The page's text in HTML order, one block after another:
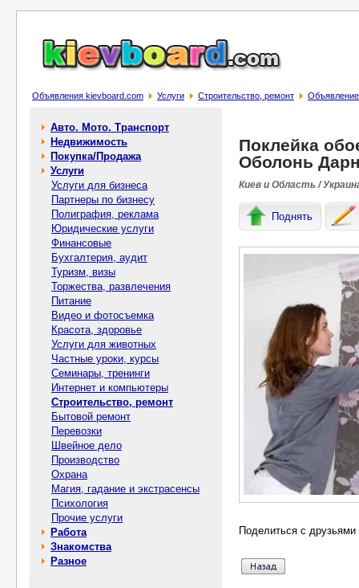
Объявления kievboard.com Услуги Строительство, ремонт
Авто. Мото. Транспорт
Недвижимость
Покупка/Продажа
Услуги
Услуги для бизнеса
Партнеры по бизнесу
Полиграфия, реклама
Юридические услуги
Финансовые
Бухгалтерия, аудит
Туризм, визы
Торжества, развлечения
Питание
Видео и фотосъемка
Красота, здоровье
Услуги для животных
Частные уроки, курсы
Семинары, тренинги
Интернет и компьютеры
Строительство, ремонт
Бытовой ремонт
Перевозки
Швейное дело
Производство
Охрана
Магия, гадание и экстрасенсы
Психология
Прочие услуги
Работа
Знакомства
Разное
Поклейка
Оболонь
Киев и Область /
Поднять
Поделиться с